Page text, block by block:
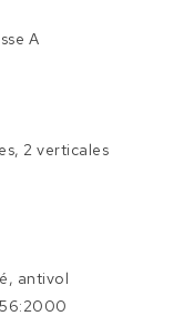
A
2 verticales
antivol